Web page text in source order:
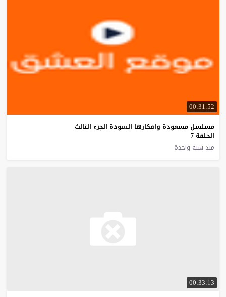
00:31:52
مسلسل مسعودة وافكارها السودة الجزء الثالث
الحلقة 7
منذ سنة واحدة
00:33:13